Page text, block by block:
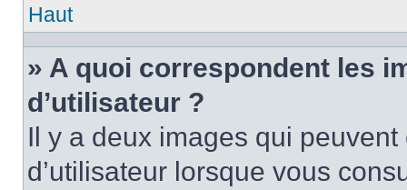
Haut
» A quoi correspondent les
d’utilisateur ?
Il y a deux images qui
d’utilisateur lorsque vous